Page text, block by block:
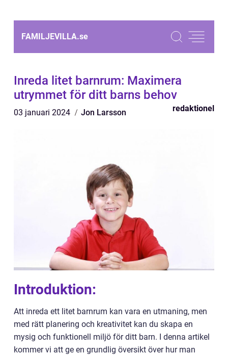
FAMILJEVILLA.se
Inreda litet barnrum: Maximera
utrymmet för ditt barns behov
03 januari 2024 Jon Larsson redaktionel
Introduktion:
Att inreda ett litet barnrum kan vara en utmaning, men
med rätt planering och kreativitet kan du skapa en
mysig och funktionell miljö för ditt barn. I denna artikel
kommer vi att ge en grundlig översikt över hur man